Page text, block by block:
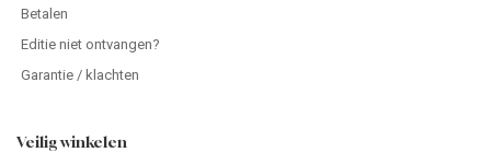
Betalen
Editie niet ontvangen?
Garantie / klachten
Veilig winkelen